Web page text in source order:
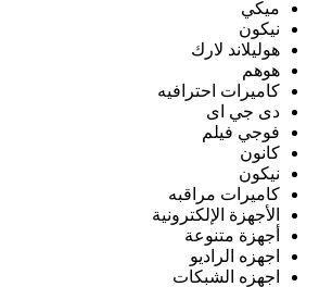
ميكي
نيكون
هوليلاند لارك
هوهم
كاميرات احترافيه
دى جي اى
فوجي فيلم
كانون
نيكون
كاميرات مراقبه
الأجهزة الإلكترونية
أجهزة متنوعة
اجهزه الراديو
اجهزه الشبكات